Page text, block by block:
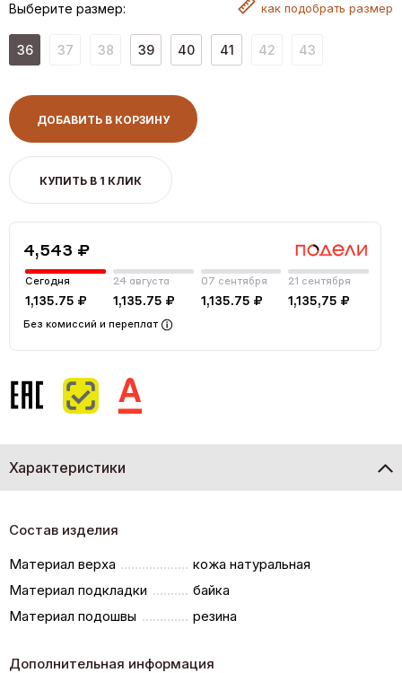
Выберите размер: как подобрать размер
36 37 38 39 40 41 42 43
ДОБАВИТЬ В КОРЗИНУ
КУПИТЬ В 1 КЛИК
4,543 ₽
Сегодня
1,135.75 ₽
24 августа
1,135.75 ₽
07 сентября
1,135.75 ₽
21 сентября
1,135,75 ₽
Без комиссий и переплат
Характеристики
Состав изделия
Материал верха
кожа натуральная
Материал подкладки
байка
Материал подошвы
резина
Дополнительная информация